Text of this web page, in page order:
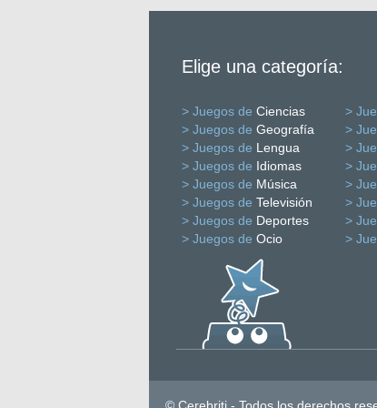
Elige una categoría:
> Juegos de Ciencias >
> Juegos de Geografía >
> Juegos de Lengua >
> Juegos de Idiomas >
> Juegos de Música >
> Juegos de Televisión >
> Juegos de Deportes >
> Juegos de Ocio >